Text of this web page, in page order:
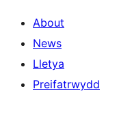
About
News
Lletya
Preifatrwydd